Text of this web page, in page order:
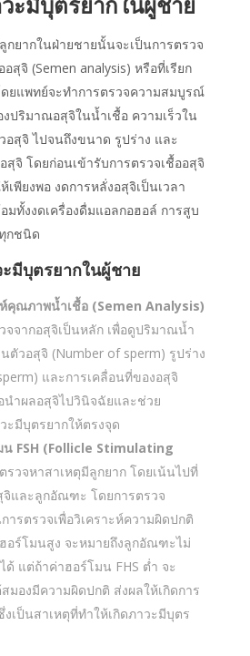
กยากในฝ่ายชายนั้นจะเป็นการตรวจ
สุจิ (Semen analysis) หรือที่เรียก
ดยแพทย์จะทำการตรวจความสมบูรณ์
ปริมาณอสุจิในน้ำเชื้อ ความเร็วใน
อสุจิ ไปจนถึงขนาด รูปร่าง และ
จิ โดยก่อนเข้ารับการตรวจเชื้ออสุจิ
พียงพอ งดการหลั่งอสุจิเป็นเวลา
มทั้งงดเครื่องดื่มแอลกอฮอล์ การสูบ
กชนิด
มีบุตรยากในผู้ชาย
ห์คุณภาพน้ำเชื้อ (Semen Analysis)
จจากอสุจิเป็นหลัก เพื่อดูปริมาณน้ำ
ตัวอสุจิ (Number of sperm) รูปร่าง
และการเคลื่อนที่ของอสุจิ
นำผลอสุจิไปวินิจฉัยและช่วย
ะมีบุตรยากให้ตรงจุด
น FSH (Follicle Stimulating
รวจหาสาเหตุมีลูกยาก โดยเน้นไปที่
และลูกอัณฑะ โดยการตรวจ
ารตรวจเพื่อวิเคราะห์ความผิดปกติ
อร์โมนสูง จะหมายถึงลูกอัณฑะไม่
ด้ แต่ถ้าค่าฮอร์โมน FHS ต่ำ จะ
มองมีความผิดปกติ ส่งผลให้เกิดการ
เป็นสาเหตุที่ทำให้เกิดภาวะมีบุตร